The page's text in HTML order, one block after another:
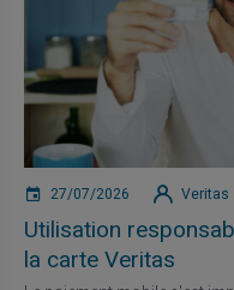
27/07/2026 Veritas
Utilisation
la carte Veritas